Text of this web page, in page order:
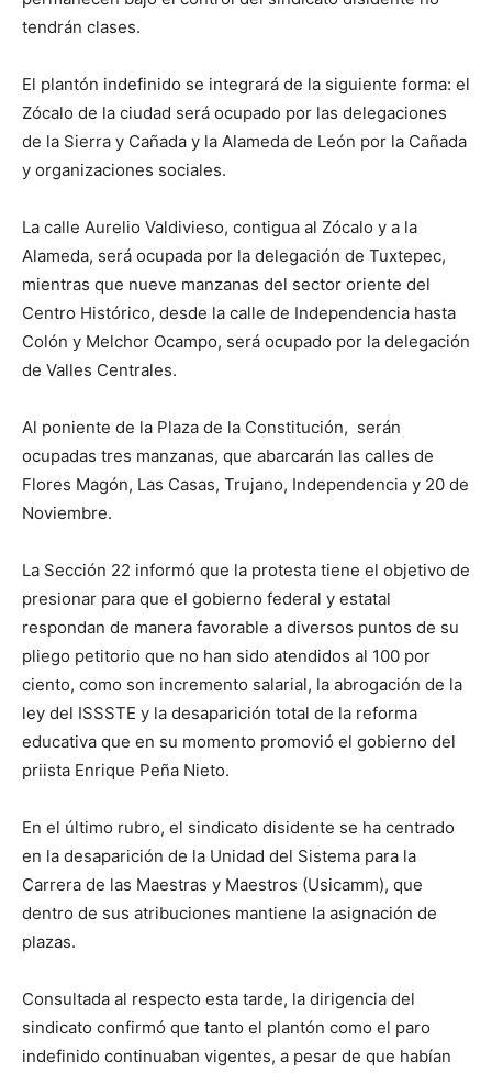
tendrán clases.
El plantón indefinido se integrará de la siguiente forma: el
Zócalo de la ciudad será ocupado por las delegaciones
de la Sierra y Cañada y la Alameda de León por la Cañada
y organizaciones sociales.
La calle Aurelio Valdivieso, contigua al Zócalo y a la
Alameda, será ocupada por la delegación de Tuxtepec,
mientras que nueve manzanas del sector oriente del
Centro Histórico, desde la calle de Independencia hasta
Colón y Melchor Ocampo, será ocupado por la delegación
de Valles Centrales.
Al poniente de la Plaza de la Constitución, serán
ocupadas tres manzanas, que abarcarán las calles de
Flores Magón, Las Casas, Trujano, Independencia y 20 de
Noviembre.
La Sección 22 informó que la protesta tiene el objetivo de
presionar para que el gobierno federal y estatal
respondan de manera favorable a diversos puntos de su
pliego petitorio que no han sido atendidos al 100 por
ciento, como son incremento salarial, la abrogación de la
ley del ISSSTE y la desaparición total de la reforma
educativa que en su momento promovió el gobierno del
priista Enrique Peña Nieto.
En el último rubro, el sindicato disidente se ha centrado
en la desaparición de la Unidad del Sistema para la
Carrera de las Maestras y Maestros (Usicamm), que
dentro de sus atribuciones mantiene la asignación de
plazas.
Consultada al respecto esta tarde, la dirigencia del
sindicato confirmó que tanto el plantón como el paro
indefinido continuaban vigentes, a pesar de que habían